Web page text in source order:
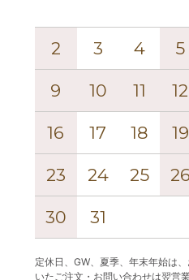
2 3 4 5
9 10 11 12
16 17 18 19
23 24 25 26
30 31
定休日、GW、夏季、年末年始は
いたご注文・お問い合わせは翌営